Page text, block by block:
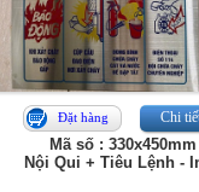
Đặt hàng Chi
Mã số : 330x450mm
Nội Qui + Tiêu Lệnh -